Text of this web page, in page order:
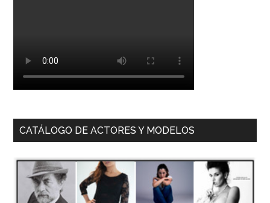
CATÁLOGO DE ACTORES Y MODELOS